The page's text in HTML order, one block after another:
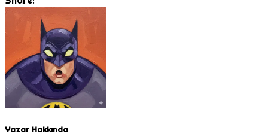
Yazar Hakkında